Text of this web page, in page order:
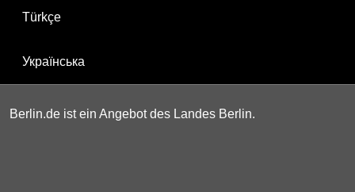
Türkçe
Українська
Berlin.de ist ein Angebot des Landes Berlin.